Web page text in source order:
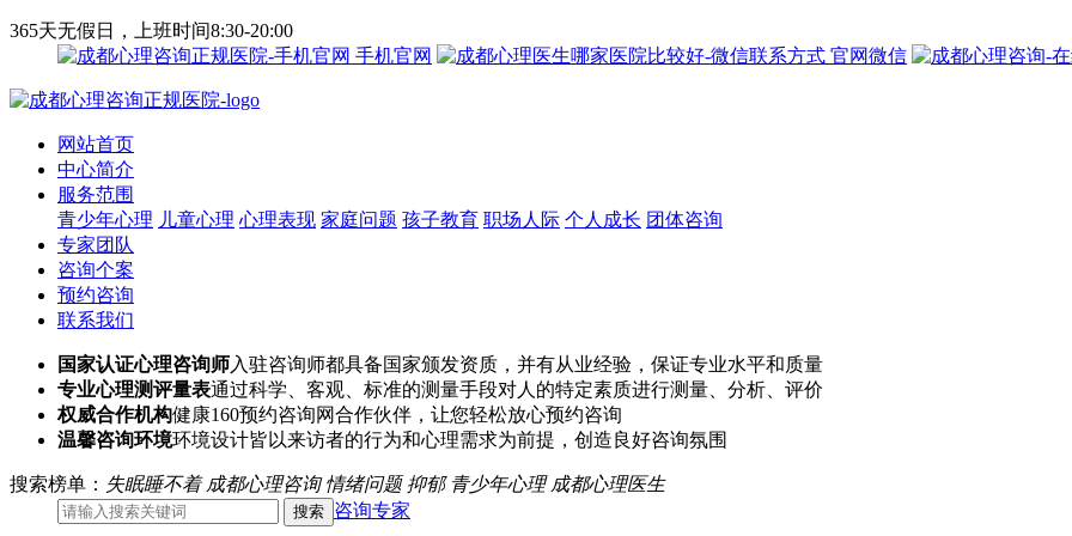
365天无假日，上班时间8:30-20:00
手机官网
官网微信
网站首页
中心简介
服务范围
青少年心理 儿童心理 心理表现 家庭问题 孩子教育 职场人际 个人成长 团体咨询
专家团队
咨询个案
预约咨询
联系我们
国家认证心理咨询师入驻咨询师都具备国家颁发资质，并有从业经验，保证专业水平和质量
专业心理测评量表通过科学、客观、标准的测量手段对人的特定素质进行测量、分析、评价
权威合作机构健康160预约咨询网合作伙伴，让您轻松放心预约咨询
温馨咨询环境环境设计皆以来访者的行为和心理需求为前提，创造良好咨询氛围
搜索榜单： 失眠睡不着 成都心理咨询 情绪问题 抑郁 青少年心理 成都心理医生
咨询专家